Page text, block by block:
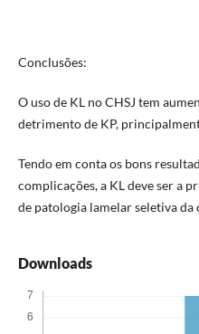
Conclusões:
O uso de KL no CHSJ tem
detrimento de KP,
Tendo em conta os bons
complicações, a KL deve ser a
de patologia lamelar seletiva da
Downloads